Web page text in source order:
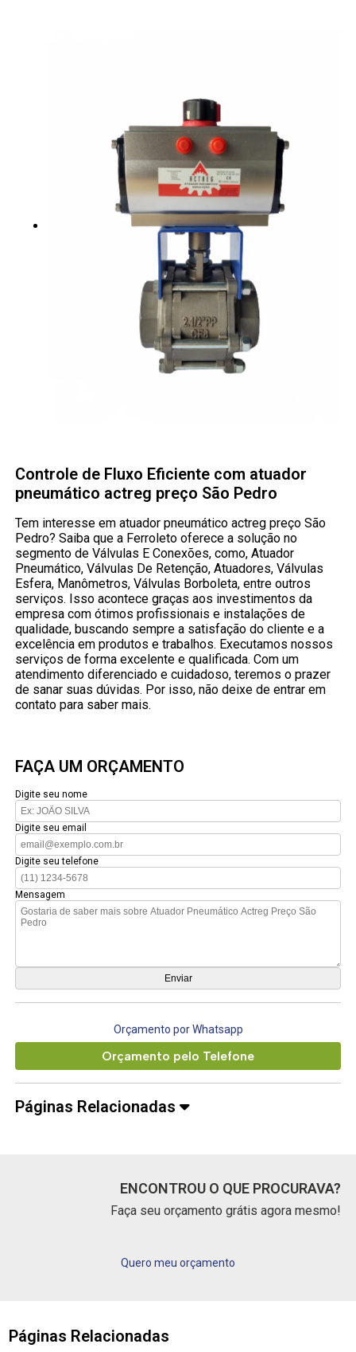
Controle de Fluxo Eficiente com atuador
pneumático actreg preço São Pedro
Tem interesse em atuador pneumático actreg preço São
Pedro? Saiba que a Ferroleto oferece a solução no
segmento de Válvulas E Conexões, como, Atuador
Pneumático, Válvulas De Retenção, Atuadores, Válvulas
Esfera, Manômetros, Válvulas Borboleta, entre outros
serviços. Isso acontece graças aos investimentos da
empresa com ótimos profissionais e instalações de
qualidade, buscando sempre a satisfação do cliente e a
excelência em produtos e trabalhos. Executamos nossos
serviços de forma excelente e qualificada. Com um
atendimento diferenciado e cuidadoso, teremos o prazer
de sanar suas dúvidas. Por isso, não deixe de entrar em
contato para saber mais.
FAÇA UM ORÇAMENTO
Digite seu nome
Digite seu email
Digite seu telefone
Mensagem
Orçamento por Whatsapp
Orçamento pelo Telefone
Páginas Relacionadas
ENCONTROU O QUE PROCURAVA?
Faça seu orçamento grátis agora mesmo!
Quero meu orçamento
Páginas Relacionadas